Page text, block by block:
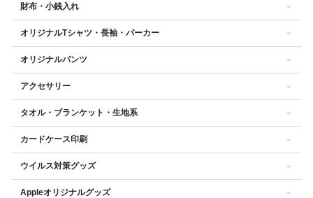
財布・小銭入れ
オリジナルTシャツ・長袖・パーカー
オリジナルパンツ
アクセサリー
タオル・ブランケット・生地系
カードケース印刷
ウイルス対策グッズ
Appleオリジナルグッズ